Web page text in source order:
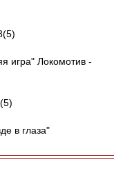
игра" Локомотив -
в глаза"